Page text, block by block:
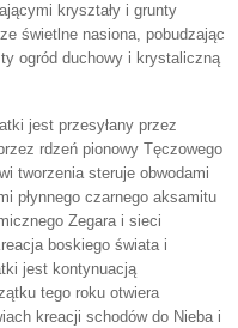
kryształy i grunty
świetlne nasiona, pobudzając
ogród duchowy i krystaliczną
jest przesyłany przez
rdzeń pionowy Tęczowego
tworzenia steruje obwodami
płynnego czarnego aksamitu
Zegara i sieci
boskiego świata i
jest kontynuacją
tego roku otwiera
kreacji schodów do Nieba i